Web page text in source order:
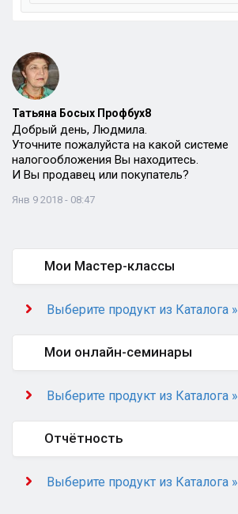
Татьяна Босых Профбух8
Добрый день, Людмила.
Уточните пожалуйста на какой системе
налогообложения Вы находитесь.
И Вы продавец или покупатель?
Янв 9 2018 - 08:47
Мои Мастер-классы
Выберите продукт из Каталога »
Мои онлайн-семинары
Выберите продукт из Каталога »
Отчётность
Выберите продукт из Каталога »